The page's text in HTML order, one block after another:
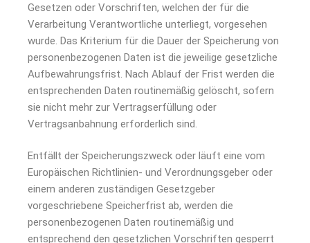
Gesetzen oder Vorschriften, welchen der für die
Verarbeitung Verantwortliche unterliegt, vorgesehen
wurde. Das Kriterium für die Dauer der Speicherung von
personenbezogenen Daten ist die jeweilige gesetzliche
Aufbewahrungsfrist. Nach Ablauf der Frist werden die
entsprechenden Daten routinemäßig gelöscht, sofern
sie nicht mehr zur Vertragserfüllung oder
Vertragsanbahnung erforderlich sind.
Entfällt der Speicherungszweck oder läuft eine vom
Europäischen Richtlinien- und Verordnungsgeber oder
einem anderen zuständigen Gesetzgeber
vorgeschriebene Speicherfrist ab, werden die
personenbezogenen Daten routinemäßig und
entsprechend den gesetzlichen Vorschriften gesperrt